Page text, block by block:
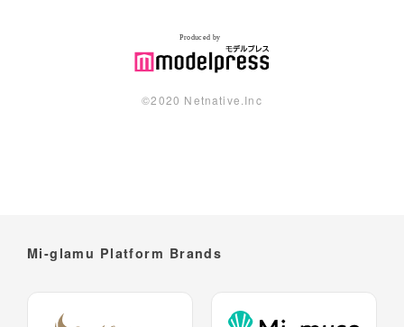
©︎2020 Netnative.Inc
Mi-glamu Platform Brands